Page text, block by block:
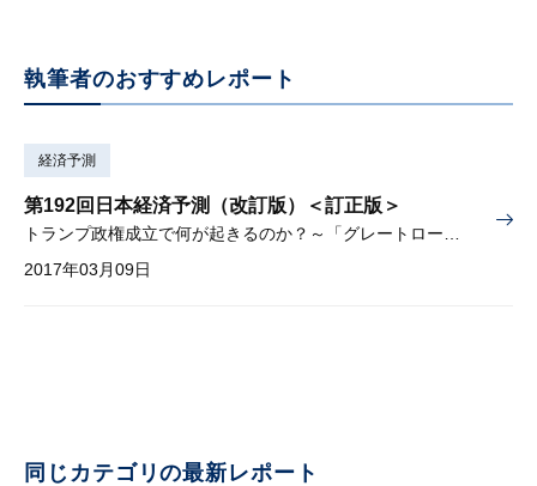
執筆者のおすすめレポート
経済予測
第192回日本経済予測（改訂版）＜訂正版＞
2017年03月09日
同じカテゴリの最新レポート